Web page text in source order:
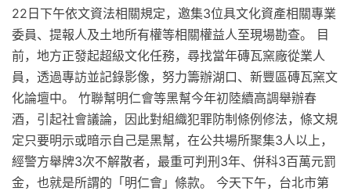
22日下午依文資法相關規定，邀集3位具文化資產相關專業
委員、提報人及土地所有權等相關權益人至現場勘查。 目
前，地方正發起超級文化任務，尋找當年磚瓦窯廠從業人
員，透過專訪並記錄影像，努力籌辦湖口、新豐區磚瓦窯文
化論壇中。 竹聯幫明仁會等黑幫今年初陸續高調舉辦春
酒，引起社會議論，因此對組織犯罪防制條例修法，條文規
定只要明示或暗示自己是黑幫，在公共場所聚集3人以上，
經警方舉牌3次不解散者，最重可判刑3年、併科3百萬元罰
金，也就是所謂的「明仁會」條款。 今天下午，台北市第